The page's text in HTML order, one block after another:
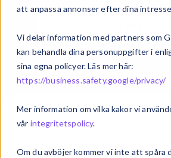
att anpassa annonser efter dina
Vi delar information med partners som
kan behandla dina personuppgifter i
sina egna policyer. Läs mer här:
https://business.safety.google/privacy/
Mer information om vilka kakor vi
vår integritetspolicy.
Om du avböjer kommer vi inte att spåra
Vad är
Systemintegration